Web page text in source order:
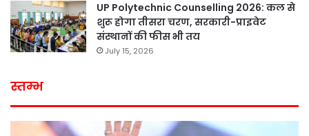
UP Polytechnic Counselling 2026: कल से
शुरू होगा तीसरा चरण, सरकारी-प्राइवेट
संस्थानों की फीस भी तय
July 15, 2026
स्तम्भ